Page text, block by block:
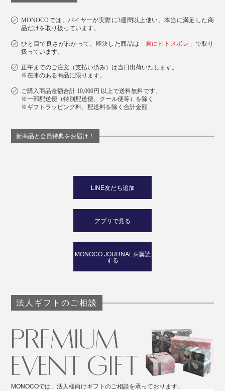
MONOCOでは、バイヤーが実際に3週間以上使い、本当に満足した商
品だけを取り扱っています。
ひと目で良さがわかって、即決した商品は「 君にヒトメボレ 」で取り
扱っています。
正午までのご注文（支払い済み）は当日出荷いたします。
※在庫のある商品に限ります。
ご購入商品金額合計 10,000円 以上で送料無料です。
※一部配送便（特別配送便、クール便等）を除く
※ギフトラッピング料、配送料を除く合計金額
新商品と会員特典をお届け！
LINE友だち追加
アプリで見る
MONOCO JOURNALを購読
する
法人ギフトのご相談
MONOCOでは、法人様向けギフトのご相談を承っております。